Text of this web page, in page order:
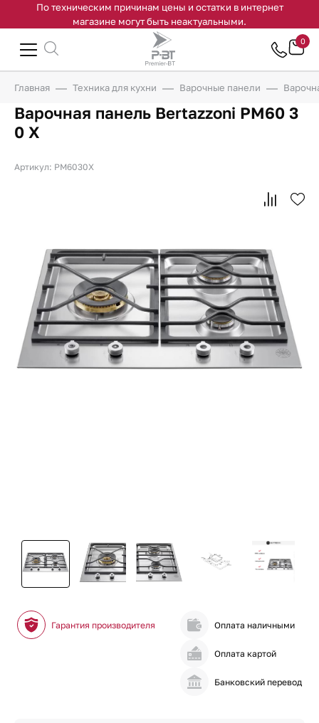
По техническим причинам цены и остатки в интернет
магазине могут быть неактуальными.
0
Главная Техника для кухни Варочные панели
Варочная панель Bertazzoni PM60 3
0 X
Артикул: PM6030X
Гарантия производителя Оплата наличными
Оплата картой
Банковский перевод